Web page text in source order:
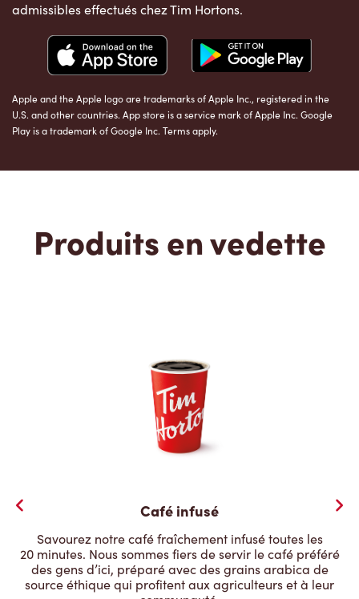
admissibles effectués chez Tim Hortons.
Apple and the Apple logo are trademarks of Apple Inc., registered in the
U.S. and other countries. App store is a service mark of Apple Inc. Google
Play is a trademark of Google Inc. Terms apply.
Produits en vedette
Café infusé
Savourez notre café fraîchement infusé toutes les
20 minutes. Nous sommes fiers de servir le café préféré
des gens d’ici, préparé avec des grains arabica de
source éthique qui profitent aux agriculteurs et à leur